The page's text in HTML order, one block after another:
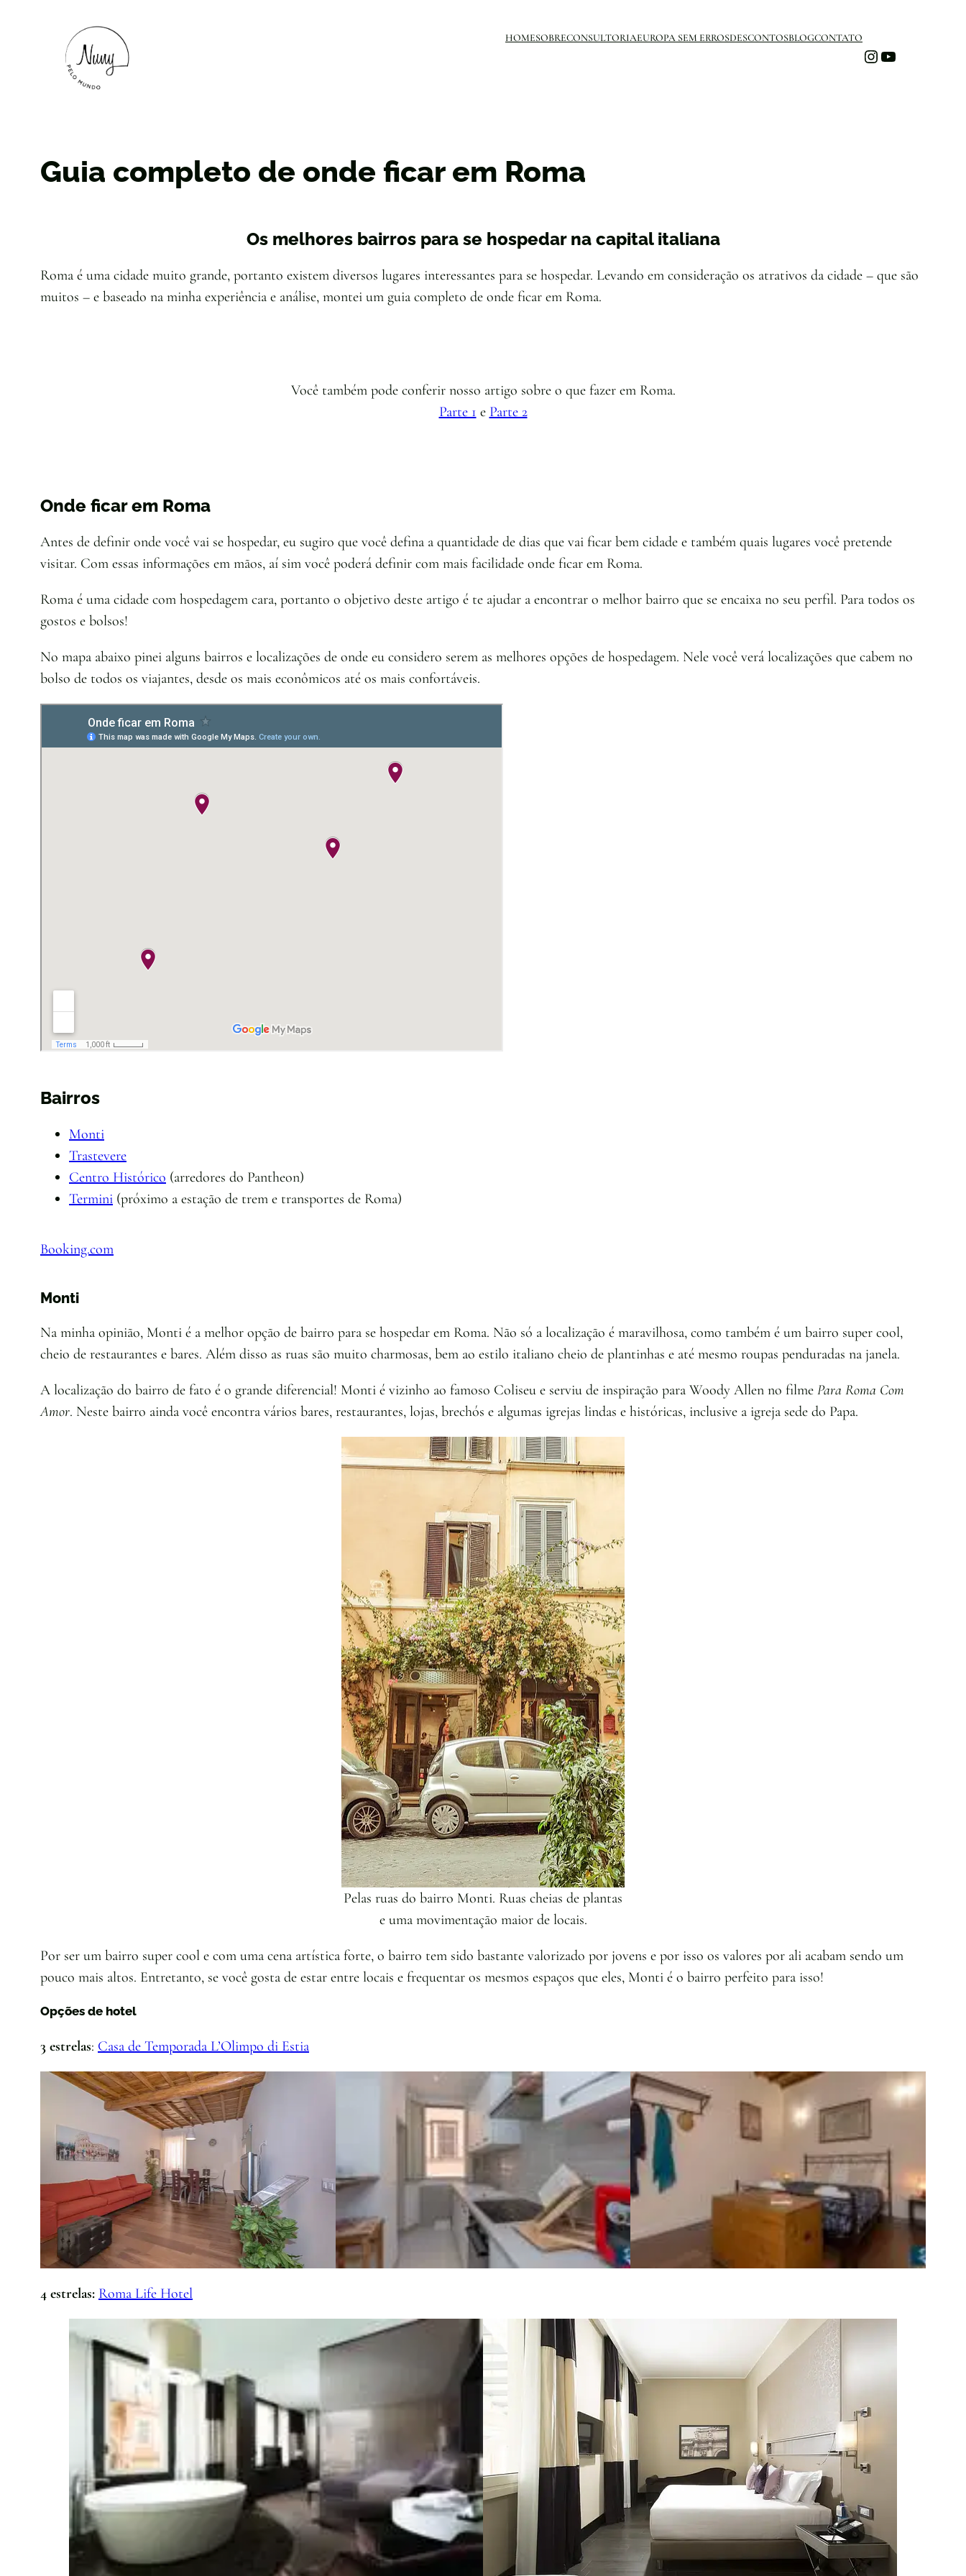
HOMESOBRECONSULTORIAEUROPA SEM ERROSDESCONTOSBLOGCONTATO
Instagram
Youtube
Guia completo de onde ficar em Roma
Os melhores bairros para se hospedar na capital italiana
Roma é uma cidade muito grande, portanto existem diversos lugares interessantes para se hospedar. Levando em consideração os atrativos da cidade – que são
muitos – e baseado na minha experiência e análise, montei um guia completo de onde ficar em Roma.
Você também pode conferir nosso artigo sobre o que fazer em Roma.
Parte 1 e Parte 2
Onde ficar em Roma
Antes de definir onde você vai se hospedar, eu sugiro que você defina a quantidade de dias que vai ficar bem cidade e também quais lugares você pretende
visitar. Com essas informações em mãos, aí sim você poderá definir com mais facilidade onde ficar em Roma.
Roma é uma cidade com hospedagem cara, portanto o objetivo deste artigo é te ajudar a encontrar o melhor bairro que se encaixa no seu perfil. Para todos os
gostos e bolsos!
No mapa abaixo pinei alguns bairros e localizações de onde eu considero serem as melhores opções de hospedagem. Nele você verá localizações que cabem no
bolso de todos os viajantes, desde os mais econômicos até os mais confortáveis.
Bairros
Monti
Trastevere
Centro Histórico (arredores do Pantheon)
Termini (próximo a estação de trem e transportes de Roma)
Booking.com
Monti
Na minha opinião, Monti é a melhor opção de bairro para se hospedar em Roma. Não só a localização é maravilhosa, como também é um bairro super cool,
cheio de restaurantes e bares. Além disso as ruas são muito charmosas, bem ao estilo italiano cheio de plantinhas e até mesmo roupas penduradas na janela.
A localização do bairro de fato é o grande diferencial! Monti é vizinho ao famoso Coliseu e serviu de inspiração para Woody Allen no filme Para Roma Com
Amor. Neste bairro ainda você encontra vários bares, restaurantes, lojas, brechós e algumas igrejas lindas e históricas, inclusive a igreja sede do Papa.
Pelas ruas do bairro Monti. Ruas cheias de plantas
e uma movimentação maior de locais.
Por ser um bairro super cool e com uma cena artística forte, o bairro tem sido bastante valorizado por jovens e por isso os valores por ali acabam sendo um
pouco mais altos. Entretanto, se você gosta de estar entre locais e frequentar os mesmos espaços que eles, Monti é o bairro perfeito para isso!
Opções de hotel
3 estrelas: Casa de Temporada L’Olimpo di Estia
4 estrelas: Roma Life Hotel